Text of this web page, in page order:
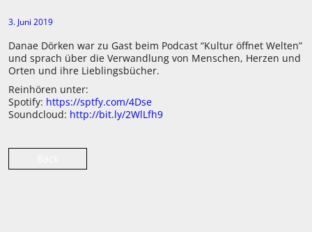
3. Juni 2019
Danae Dörken war zu Gast beim Podcast “Kultur öffnet Welten”
und sprach über die Verwandlung von Menschen, Herzen und
Orten und ihre Lieblingsbücher.
Reinhören unter:
Spotify: https://sptfy.com/4Dse
Soundcloud: http://bit.ly/2WlLfh9